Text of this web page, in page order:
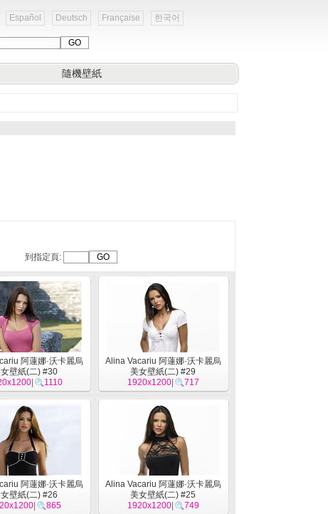
Español Deutsch Française 한국어
隨機壁紙
到指定頁:
阿蓮娜·沃卡麗烏
壁紙(二) #30
1110
Alina Vacariu 阿蓮娜·沃卡麗烏
美女壁紙(二) #29
1920x1200| 717
阿蓮娜·沃卡麗烏
壁紙(二) #26
| 865
Alina Vacariu 阿蓮娜·沃卡麗烏
美女壁紙(二) #25
1920x1200| 749